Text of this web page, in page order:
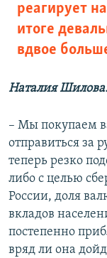
реагирует
итоге
вдвое
Наталия
– Мы покупаем
отправиться за
теперь резко
либо с целью
России, доля
вкладов
постепенно
вряд ли она